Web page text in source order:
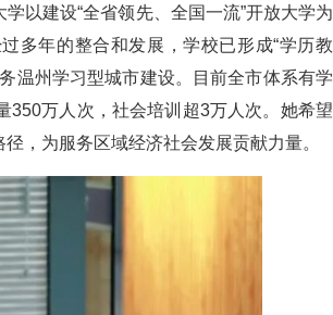
以建设“全省领先、全国一流”开放大学为
多年的整合和发展，学校已形成“学历教
温州学习型城市建设。目前全市体系有学
350万人次，社会培训超3万人次。她希望
，为服务区域经济社会发展贡献力量。